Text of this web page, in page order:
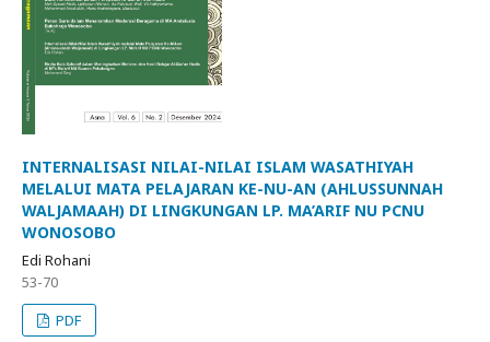
INTERNALISASI NILAI-NILAI ISLAM WASATHIYAH
MELALUI MATA PELAJARAN KE-NU-AN (AHLUSSUNNAH
WALJAMAAH) DI LINGKUNGAN LP. MA’ARIF NU PCNU
WONOSOBO
Edi Rohani
53-70
PDF